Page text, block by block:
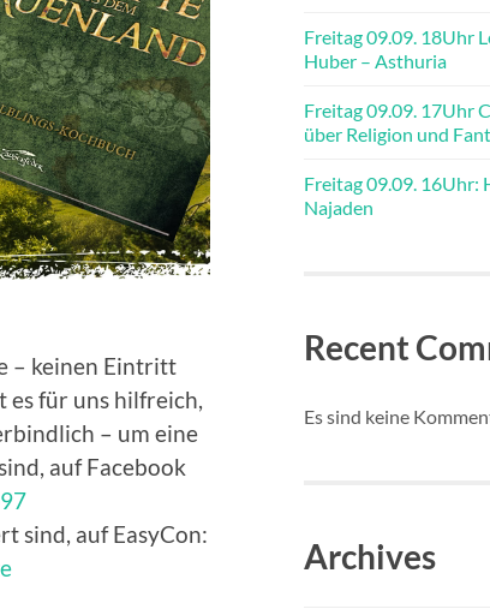
– keinen Eintritt
für uns hilfreich,
– um eine
auf Facebook
sind, auf EasyCon:
Freitag 09.09. 18Uhr
Huber – Asthuria
Freitag 09.09. 17Uhr
über Religion und
Freitag 09.09. 16Uhr:
Najaden
Recent
Es sind keine
Archives